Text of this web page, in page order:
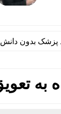
دانش
به